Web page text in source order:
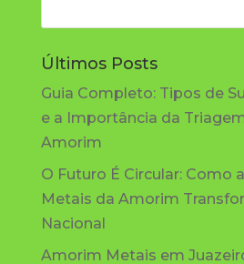
Últimos Posts
Guia Completo: Tipos de
e a Importância da
Amorim
O Futuro É Circular: Como
Metais da Amorim
Nacional
Amorim Metais em